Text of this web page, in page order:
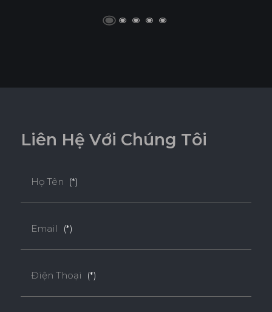
Liên Hệ Với Chúng Tôi
Họ Tên (*)
Email (*)
Điện Thoại (*)